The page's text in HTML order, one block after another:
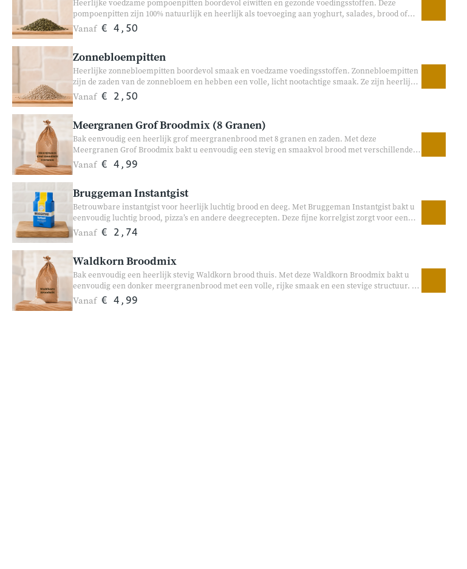
Heerlijke voedzame pompoenpitten boordevol eiwitten en gezonde voedingsstoffen. Deze
pompoenpitten zijn 100% natuurlijk en heerlijk als toevoeging aan yoghurt, salades, brood of
bakrecepten. Dankzij hun volle, nootachtige smaak en knapperige bite zijn ze een populaire
keuze voor zowel ontbijt als koken en bakken.
Vanaf € 4,50
Zonnebloempitten
Heerlijke zonnebloempitten boordevol smaak en voedzame voedingsstoffen. Zonnebloempitten
zijn de zaden van de zonnebloem en hebben een volle, licht nootachtige smaak. Ze zijn heerlijk
in yoghurt, salades, brood en bakrecepten of gewoon als voedzaam tussendoortje.
Vanaf € 2,50
Meergranen Grof Broodmix (8 Granen)
Bak eenvoudig een heerlijk grof meergranenbrood met 8 granen en zaden. Met deze
Meergranen Grof Broodmix bakt u eenvoudig een stevig en smaakvol brood met verschillende
granen, lijnzaad en zonnebloempitten. De mix bevat geen toegevoegde suiker en is
samengesteld zonder onnodige toevoegingen. Perfect voor liefhebbers van ambachtelijk en
Vanaf € 4,99
Bruggeman Instantgist
Betrouwbare instantgist voor heerlijk luchtig brood en deeg. Met Bruggeman Instantgist bakt u
eenvoudig luchtig brood, pizza’s en andere deegrecepten. Deze fijne korrelgist zorgt voor een
goede rijzing en helpt bij het ontwikkelen van een volle, ambachtelijke smaak. Ideaal voor zowel
de broodbakmachine als handmatig bakken.
Vanaf € 2,74
Waldkorn Broodmix
Bak eenvoudig een heerlijk stevig Waldkorn brood thuis. Met deze Waldkorn Broodmix bakt u
eenvoudig een donker meergranenbrood met een volle, rijke smaak en een stevige structuur. De
combinatie van granen, havervlokken, lijnzaad en zonnebloempitten zorgt voor een heerlijk
ambachtelijk brood dat perfect past bij ontbijt, lunch of een warme maaltijd. Geschikt voor
Vanaf € 4,99